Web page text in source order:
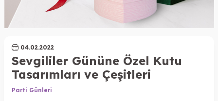
04.02.2022
Sevgililer Gününe Özel Kutu
Tasarımları ve Çeşitleri
Parti Günleri